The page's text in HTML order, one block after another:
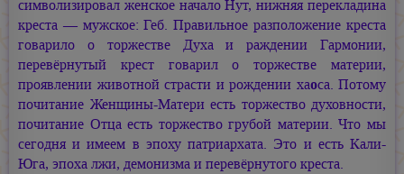
символизировал женское начало Нут, нижняя перекладина
креста — мужское: Геб. Правильное разположение креста
говарило о торжестве Духа и раждении Гармонии,
перевёрнутый крест говарил о торжестве материи,
проявлении животной страсти и рождении хаоса. Потому
почитание Женщины-Матери есть торжество духовности,
почитание Отца есть торжество грубой материи. Что мы
сегодня и имеем в эпоху патриархата. Это и есть Кали-
Юга, эпоха лжи, демонизма и перевёрнутого креста.